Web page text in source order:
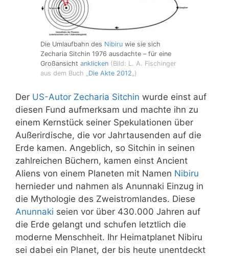
Die Umlaufbahn des Nibiru wie sie sich
Zecharia Sitchin 1976 ausdachte – für eine
Großansicht anklicken (Bild: L. A. Fischinger
aus dem Buch „ Die Akte 2012 „)
Der US-Autor Zecharia Sitchin wurde einst auf
diesen Fund aufmerksam und machte ihn zu
einem Kernstück seiner Spekulationen über
Außerirdische, die vor Jahrtausenden auf die
Erde kamen. Angeblich, so Sitchin in seinen
zahlreichen Büchern, kamen einst Ancient
Aliens von einem Planeten mit Namen Nibiru
hernieder und nahmen als Anunnaki Einzug in
die Mythologie des Zweistromlandes. Diese
Anunnaki seien vor über 430.000 Jahren auf
die Erde gelangt und schufen letztlich die
moderne Menschheit. Ihr Heimatplanet Nibiru
sei dabei ein Planet, der bis heute unentdeckt